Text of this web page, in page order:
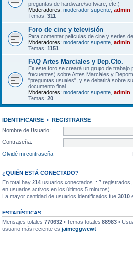
preguntas de hardware/software, etc.)
Moderadores: moderador suplente admin
Temas: 311
Foro de cine y televisión
Para comentar películas de cine y series
Moderadores: moderador suplente admin
Temas: 1151
FAQ Artes Marciales y Dep.Cto.
En este foro se creará un grupo de trabajo
frecuentes) sobre Artes Marciales y
"preguntas usuales", y se debatirá sobre
documento final.
Moderadores: moderador suplente admin
Temas: 20
IDENTIFICARSE • REGISTRARSE
Nombre de Usuario:
Contraseña:
Olvidé mi contraseña
¿QUIÉN ESTÁ CONECTADO?
En total hay 214 usuarios conectados :: 7
en usuarios activos en los últimos 5 minutos)
La mayor cantidad de usuarios identificados fue 3010
ESTADÍSTICAS
Mensajes totales 770632 • Temas totales 88983 •
usuario más reciente es jaimeggwcwt